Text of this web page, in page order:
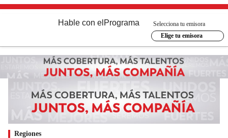
Hable con el Programa
Selecciona tu emisora
Elige tu emisora
Regiones